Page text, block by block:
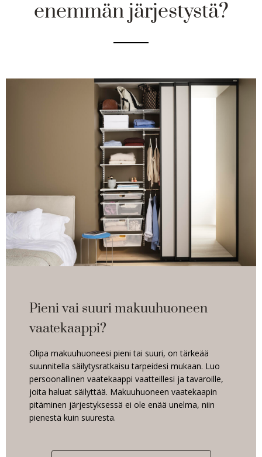
enemmän järjestystä?
Pieni vai suuri makuuhuoneen
vaatekaappi?
Olipa makuuhuoneesi pieni tai suuri, on tärkeää
suunnitella säilytysratkaisu tarpeidesi mukaan. Luo
persoonallinen vaatekaappi vaatteillesi ja tavaroille,
joita haluat säilyttää. Makuuhuoneen vaatekaapin
pitäminen järjestyksessä ei ole enää unelma, niin
pienestä kuin suuresta.